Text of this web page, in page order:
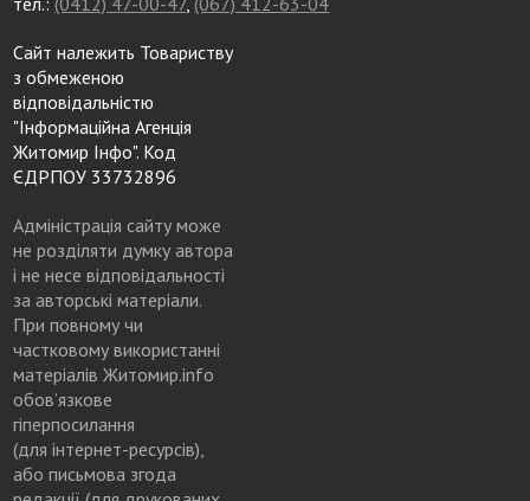
Сайт належить Товариству
з обмеженою
відповідальністю
"Інформаційна Агенція
Житомир Інфо". Код
ЄДРПОУ 33732896
Адміністрація сайту може
не розділяти думку автора
і не несе відповідальності
за авторські матеріали.
При повному чи
частковому використанні
матеріалів Житомир.info
обов’язкове
гіперпосилання
(для інтернет-ресурсів),
або письмова згода